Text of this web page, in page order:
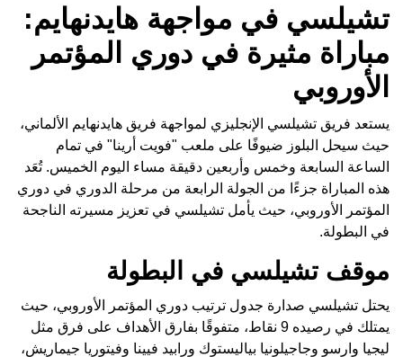
تشيلسي في مواجهة هايدنهايم:
مباراة مثيرة في دوري المؤتمر
الأوروبي
يستعد فريق تشيلسي الإنجليزي لمواجهة فريق هايدنهايم الألماني،
حيث سيحل البلوز ضيوفًا على ملعب "فويت أرينا" في تمام
الساعة السابعة وخمس وأربعين دقيقة مساء اليوم الخميس. تُعَد
هذه المباراة جزءًا من الجولة الرابعة من مرحلة الدوري في دوري
المؤتمر الأوروبي، حيث يأمل تشيلسي في تعزيز مسيرته الناجحة
في البطولة.
موقف تشيلسي في البطولة
يحتل تشيلسي صدارة جدول ترتيب دوري المؤتمر الأوروبي، حيث
يمتلك في رصيده 9 نقاط، متفوقًا بفارق الأهداف على فرق مثل
ليجيا وارسو وجاجيلونيا بياليستوك ورابيد فيينا وفيتوريا جيماريش،